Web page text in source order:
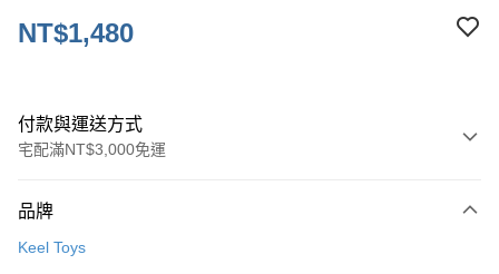
NT$1,480
付款與運送方式
宅配滿NT$3,000免運
信用卡一次付款
品牌
Keel Toys